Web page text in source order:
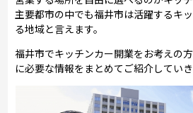
主要都市の中でも福井市は活躍するキ
る地域と言えます。
福井市でキッチンカー開業をお考えの
に必要な情報をまとめてご紹介していき